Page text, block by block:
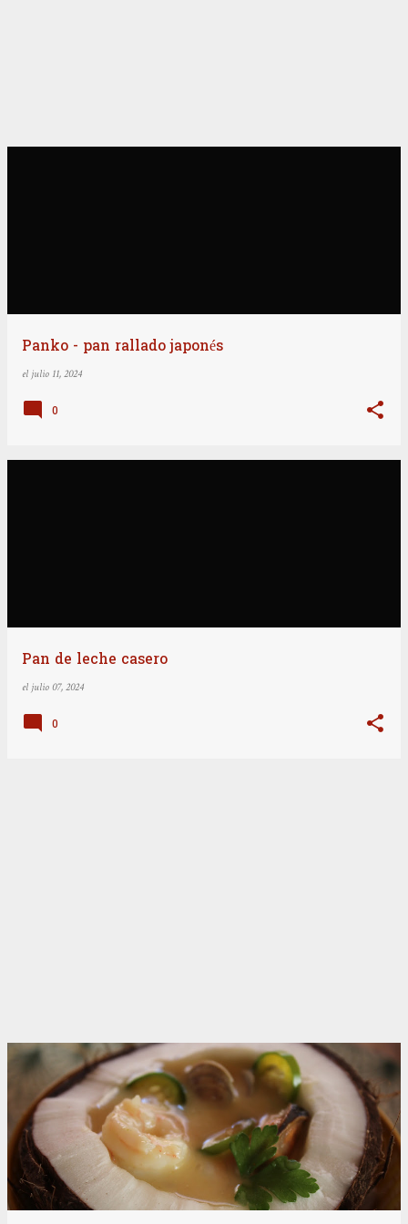
Panko - pan rallado japonés
el julio 11, 2024
0
Pan de leche casero
el julio 07, 2024
0